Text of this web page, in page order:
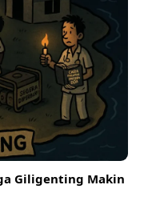
Giligenting Makin